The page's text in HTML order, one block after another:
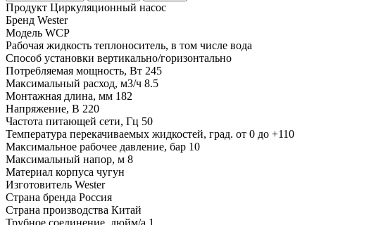
Продукт Циркуляционный насос
Бренд Wester
Модель WCP
Рабочая жидкость теплоноситель, в том числе вода
Способ установки вертикально/горизонтально
Потребляемая мощность, Вт 245
Максимальный расход, м3/ч 8.5
Монтажная длина, мм 182
Напряжение, В 220
Частота питающей сети, Гц 50
Температура перекачиваемых жидкостей, град. от 0 до +110
Максимальное рабочее давление, бар 10
Максимальный напор, м 8
Материал корпуса чугун
Изготовитель Wester
Страна бренда Россия
Страна производства Китай
Трубное соединение, дюйм/а 1